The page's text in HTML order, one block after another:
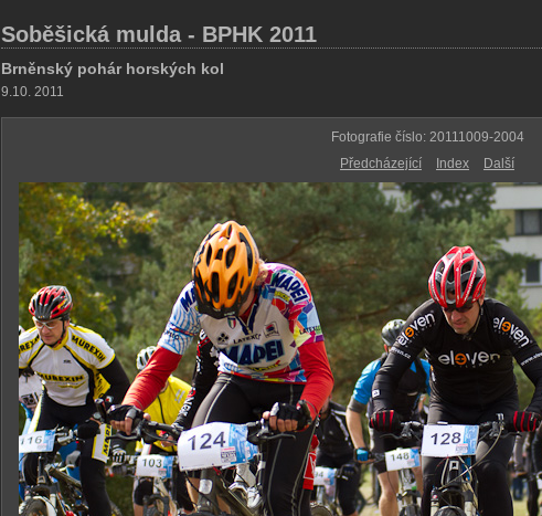
Soběšická mulda - BPHK 2011
Brněnský pohár horských kol
9.10. 2011
Fotografie číslo: 20111009-2004
Předcházející
Index Další